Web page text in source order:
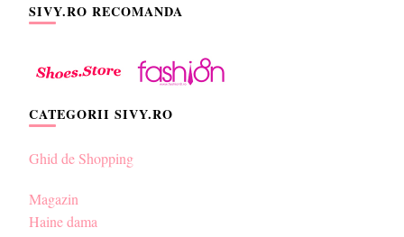
SIVY.RO RECOMANDA
CATEGORII SIVY.RO
Ghid de Shopping
Magazin
Haine dama